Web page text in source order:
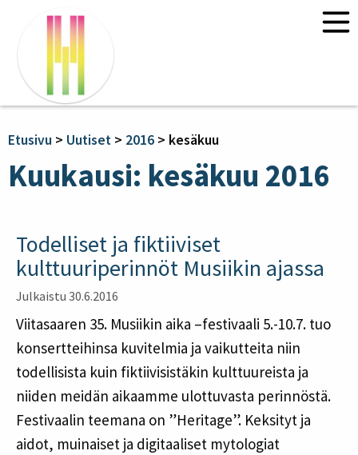
Etusivu
Uutiset
Ohjelma 2026
Kurssit 2026
“Ympäristödialogia” – Claire Chase
Ajan ja tilan säveltäminen:
monitaiteiset lähestymistavat
Tietoa
Liput
Yhteystiedot
Yhteydet ja majoitus
Tilaa uutiskirje
Jäsenyys
Hankkeet
Hallinto
Etusivu > Uutiset > 2016 > kesäkuu
Kuukausi: kesäkuu 2016
Todelliset ja fiktiiviset
kulttuuriperinnöt Musiikin ajassa
Julkaistu 30.6.2016
Viitasaaren 35. Musiikin aika –festivaali 5.-10.7. tuo
konsertteihinsa kuvitelmia ja vaikutteita niin
todellisista kuin fiktiivisistäkin kulttuureista ja
niiden meidän aikaamme ulottuvasta perinnöstä.
Festivaalin teemana on ”Heritage”. Keksityt ja
aidot, muinaiset ja digitaaliset mytologiat